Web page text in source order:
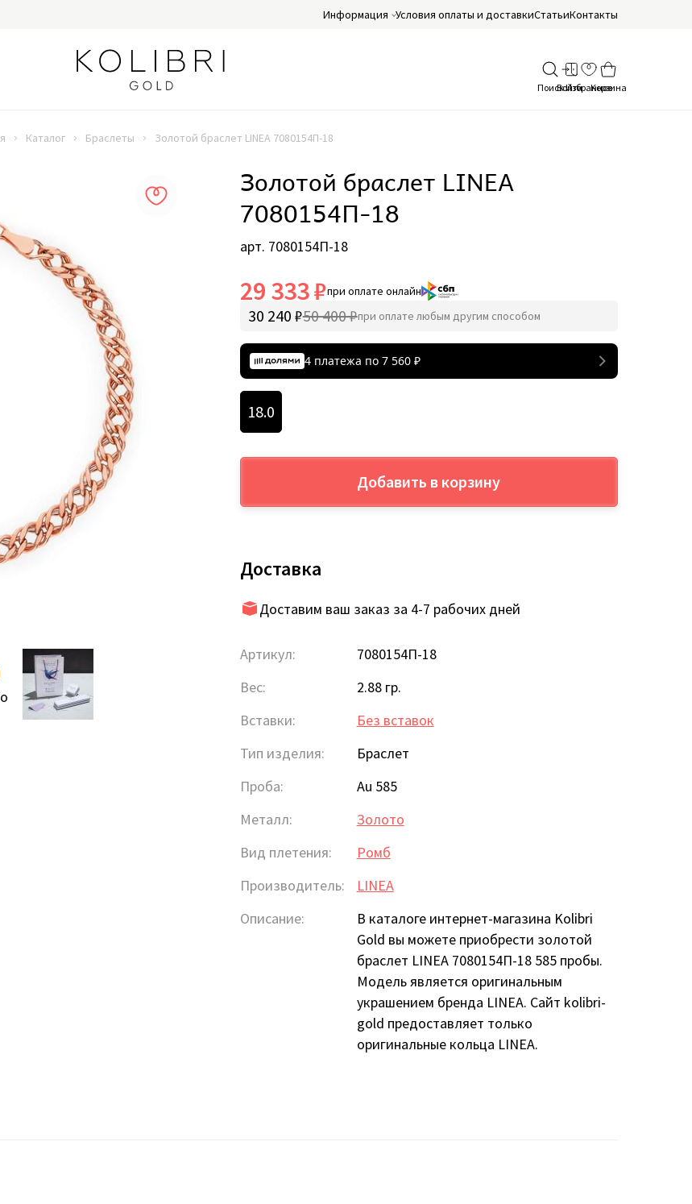
Информация Условия оплаты и доставкиСтатьиКонтакты
Каталог Браслеты Золотой браслет LINEA 7080154П-18
Золотой браслет LINEA
7080154П-18
арт. 7080154П-18
29 333 ₽при оплате онлайн
30 240 ₽50 400 ₽при оплате любым другим способом
4 платежа по 7 560₽
18.0
Добавить в корзину
Доставка
Доставим ваш заказ за 4-7 рабочих дней
Артикул:
7080154П-18
Вес:
2.88 гр.
Вставки:
Без вставок
Тип изделия:
Браслет
Проба:
Au 585
Металл:
Золото
Вид плетения:
Ромб
Производитель:
LINEA
Описание:
В каталоге интернет-магазина Kolibri
Gold вы можете приобрести золотой
браслет LINEA 7080154П-18 585 пробы.
Модель является оригинальным
украшением бренда LINEA. Сайт kolibri-
gold предоставляет только
оригинальные кольца LINEA.